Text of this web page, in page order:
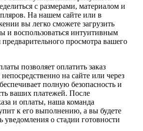
с размерами, материалом и
На нашем сайте или в
вы легко сможете загрузить
и воспользоваться интуитивным
просмотра вашего
позволяет оплатить заказ
на сайте или через
полную безопасность и
ваших платежей. После
и оплаты, наша команда
к его выполнению, а вы будете
уведомления о стадии готовности